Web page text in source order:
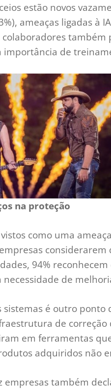
estão novos
ameaças ligadas à
colaboradores
importância de
na proteção
como uma
94%
de
é outro ponto
de correção
em ferramentas
adquiridos não
empresas também